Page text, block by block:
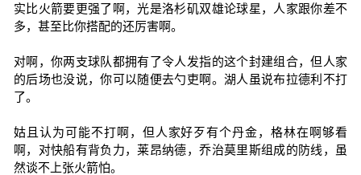
实比火箭要更强了啊，光是洛杉矶双雄论球星，人家跟你差不
多，甚至比你搭配的还厉害啊。
对啊，你两支球队都拥有了令人发指的这个封建组合，但人家
的后场也没说，你可以随便去勺吏啊。湖人虽说布拉德利不打
了。
姑且认为可能不打啊，但人家好歹有个丹金，格林在啊够看
啊，对快船有背负力，莱昂纳德，乔治莫里斯组成的防线，虽
然谈不上张火箭怕。